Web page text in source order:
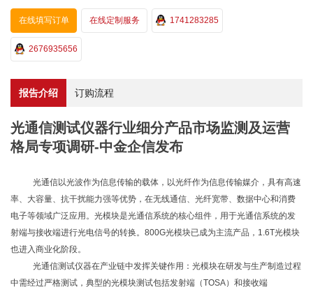
在线填写订单 在线定制服务 1741283285
2676935656
报告介绍 订购流程
光通信测试仪器行业细分产品市场监测及运营
格局专项调研-中金企信发布
光通信以光波作为信息传输的载体，以光纤作为信息传输媒介，具有高速
率、大容量、抗干扰能力强等优势，在无线通信、光纤宽带、数据中心和消费
电子等领域广泛应用。光模块是光通信系统的核心组件，用于光通信系统的发
射端与接收端进行光电信号的转换。 800G光模块已成为主流产品，1.6T光模块
也进入商业化阶段。
光通信测试仪器在产业链中发挥关键作用：光模块在研发与生产制造过程
中需经过严格测试，典型的光模块测试包括发射端（TOSA）和接收端